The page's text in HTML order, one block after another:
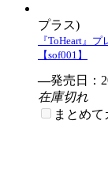
プラス)
『ToHeart』
【sof001】
―発売日：
在庫切れ
まとめ